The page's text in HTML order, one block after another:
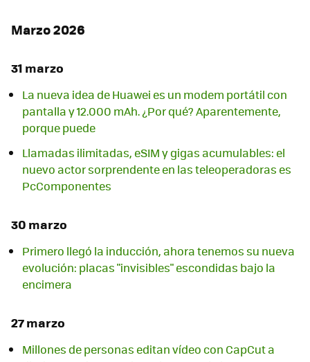
Marzo 2026
31 marzo
La nueva idea de Huawei es un modem portátil con
pantalla y 12.000 mAh. ¿Por qué? Aparentemente,
porque puede
Llamadas ilimitadas, eSIM y gigas acumulables: el
nuevo actor sorprendente en las teleoperadoras es
PcComponentes
30 marzo
Primero llegó la inducción, ahora tenemos su nueva
evolución: placas "invisibles" escondidas bajo la
encimera
27 marzo
Millones de personas editan vídeo con CapCut a